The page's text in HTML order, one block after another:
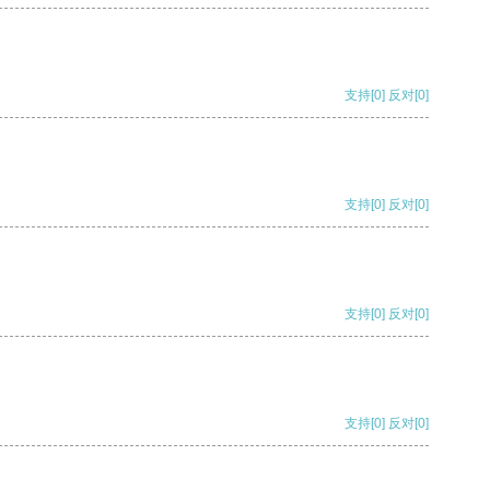
支持[0] 反对[0]
支持[0] 反对[0]
支持[0] 反对[0]
支持[0] 反对[0]